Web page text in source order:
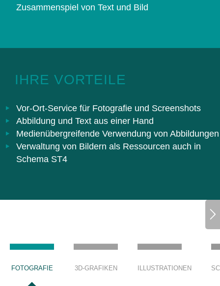
Zusammenspiel von Text und Bild
IHRE VORTEILE
Vor-Ort-Service für Fotografie und Screenshots
Abbildung und Text aus einer Hand
Medienübergreifende Verwendung von Abbildungen
Verwaltung von Bildern als Ressourcen auch in
Schema ST4
FOTOGRAFIE 3D-GRAFIKEN ILLUSTRATIONEN